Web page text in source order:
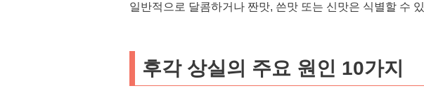
일반적으로 달콤하거나 짠맛, 쓴맛 또는 신맛은 식별할 수
후각 상실의 주요 원인 10가지